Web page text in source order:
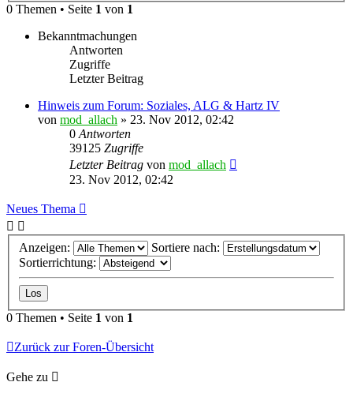
0 Themen • Seite 1 von 1
Bekanntmachungen
Antworten
Zugriffe
Letzter Beitrag
Hinweis zum Forum: Soziales, ALG & Hartz IV
von mod_allach » 23. Nov 2012, 02:42
0Antworten
39125 Zugriffe
Letzter Beitrag von mod_allach
23. Nov 2012, 02:42
Neues Thema
Anzeigen:
Sortiere nach:
Sortierrichtung:
0 Themen • Seite 1 von 1
Zurück zur Foren-Übersicht
Gehe zu